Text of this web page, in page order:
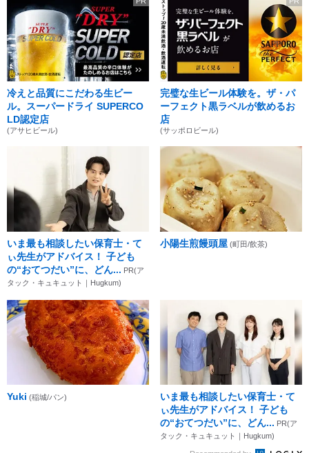
冷えと品質にこだわる生ビー
ル。スーパードライ SUPERCO
LD認定店
(アサヒビール)
完璧な生ビール体験を。ザ・パ
ーフェクト黒ラベルが飲めるお
店
(サッポロビール)
いま最も相談したい保育士・て
ぃ先生がアドバイス！ 子ども
の“おてつだい”に、どん... PR(ア
タック・キュキュット｜Hugkum)
小陽生煎饅頭屋 (町田/飲茶)
Yuki (稲城/パン)
いま最も相談したい保育士・て
ぃ先生がアドバイス！ 子ども
の“おてつだい”に、どん... PR(ア
タック・キュキュット｜Hugkum)